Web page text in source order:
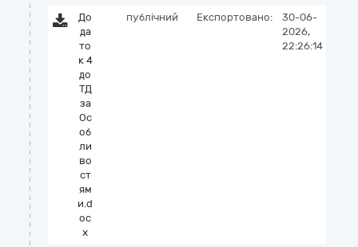
До
да
то
к 4
до
ТД
за
Ос
об
ли
во
ст
ям
и.d
oc
x
публічний Експортовано:
30-06-
2026,
22:26:14